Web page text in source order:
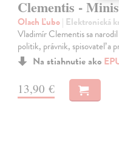
Clementis -
Olach Ľubo| Elektronická
Vladimír Clementis sa
politik, právnik, spisovateľ a
Na stiahnutie ako
13,90 €